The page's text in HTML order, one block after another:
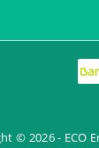
© 2026 - ECO